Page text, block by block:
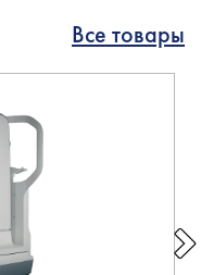
Все товары